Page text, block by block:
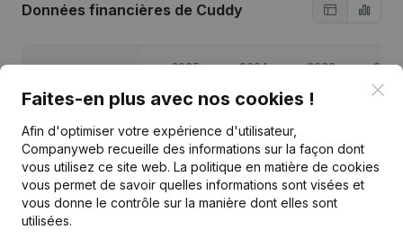
Données financières de Cuddy
2025 2024 2023 2022
Bénéfices/pertes
Capitaux propres €45 554 €30 681 €9 444 €
Marge brute € 85 467 €82 008 €50 982
Faites-en plus avec nos cookies !
Afin d'optimiser votre expérience d'utilisateur,
Companyweb recueille des informations sur la façon dont
vous utilisez ce site web. La politique en matière de cookies
vous permet de savoir quelles informations sont visées et
vous donne le contrôle sur la manière dont elles sont
utilisées.